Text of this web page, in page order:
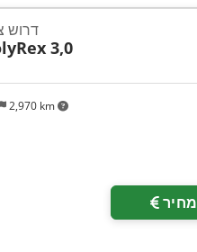
2,970 km
דרוש
3,0